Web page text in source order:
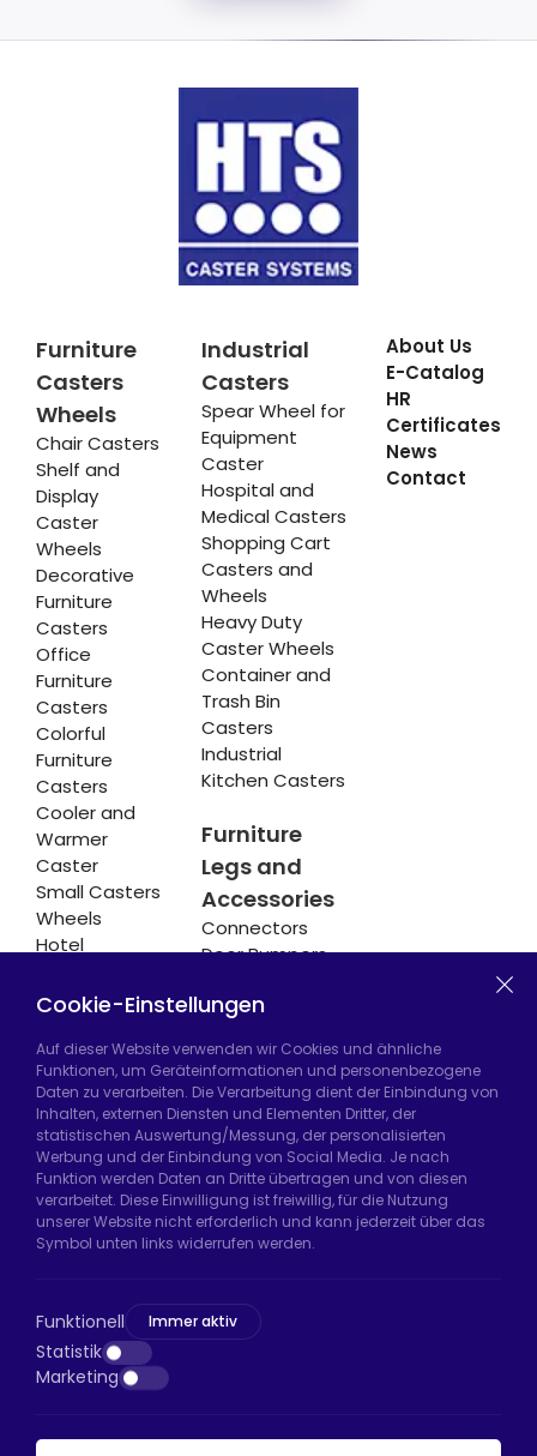
Furniture
Casters
Wheels
Chair Casters
Shelf and
Display
Caster
Wheels
Decorative
Furniture
Casters
Office
Furniture
Casters
Colorful
Furniture
Casters
Cooler and
Warmer
Caster
Small Casters
Wheels
Hotel
Casters
Industrial
Casters
Spear Wheel for
Equipment
Caster
Hospital and
Medical Casters
Shopping Cart
Casters and
Wheels
Heavy Duty
Caster Wheels
Container and
Trash Bin
Casters
Industrial
Kitchen Casters
Furniture
Legs and
Accessories
Connectors
Door Bumpers
About Us
E-Catalog
HR
Certificates
News
Contact
Hadımköy Fabrik:Atatürk Sanayi Bölgesi,
Uzunçayır Caddesi, No:11 Hadımköy, 34555
Arnavutköy/İstanbul
Telefon: +90 212 640 66 46
E-Mail: export@htsteker.com
D:a, 34045 Bayrampaşa/İstanbul
Telefon:+90 530 044 64 87
E-Mail: info@htsteker.com
Cookie-Einstellungen
Auf dieser Website verwenden wir Cookies und ähnliche
Funktionen, um Geräteinformationen und personenbezogene
Daten zu verarbeiten. Die Verarbeitung dient der Einbindung von
Inhalten, externen Diensten und Elementen Dritter, der
statistischen Auswertung/Messung, der personalisierten
Werbung und der Einbindung von Social Media. Je nach
Funktion werden Daten an Dritte übertragen und von diesen
verarbeitet. Diese Einwilligung ist freiwillig, für die Nutzung
unserer Website nicht erforderlich und kann jederzeit über das
Symbol unten links widerrufen werden.
Funktionell Immer aktiv
Statistik
Marketing